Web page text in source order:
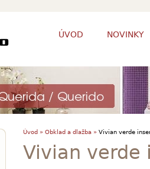
ÚVOD NOVINKY
Úvod » Obklad a dlažba »Vivian verde
Vivian verde